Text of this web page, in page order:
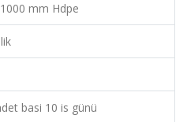
mm Hdpe
basi 10 is günü